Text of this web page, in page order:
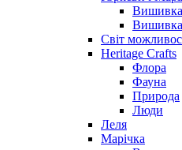
Вишивка
Вишивка
Світ
Heritage Crafts
Флора
Фауна
Природа
Люди
Леля
Марічка